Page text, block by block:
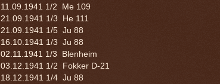
11.09.1941 1/2 Me 109
21.09.1941 1/3 He 111
21.09.1941 1/5 Ju 88
16.10.1941 1/3 Ju 88
02.11.1941 1/3 Blenheim
03.12.1941 1/2 Fokker D-21
18.12.1941 1/4 Ju 88